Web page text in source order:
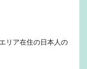
リア在住の日本人の